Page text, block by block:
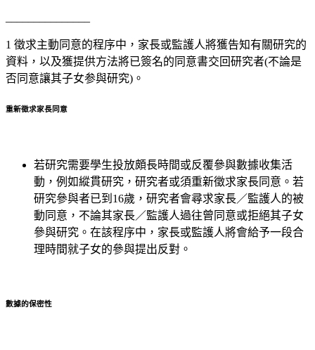
1 徵求主動同意的程序中，家長或監護人將獲告知有關研究的
資料，以及獲提供方法將已簽名的同意書交回研究者(不論是
否同意讓其子女参與研究)。
重新徵求家長同意
若研究需要學生投放頗長時間或反覆參與數據收集活
動，例如縱貫研究，研究者或須重新徵求家長同意。若
研究參與者已到16歲，研究者會尋求家長／監護人的被
動同意，不論其家長／監護人過往曾同意或拒絕其子女
參與研究。在該程序中，家長或監護人將會給予一段合
理時間就子女的參與提出反對。
數據的保密性